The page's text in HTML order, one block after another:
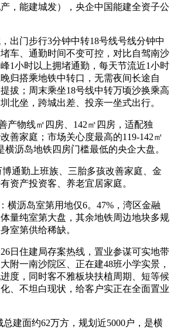
，能建城发），央企中国能建全资子公
门步行3分钟中转18号线号线分钟中
车、通勤时间不变可控，对比自驾南沙
1小时以上拥堵通勤，每天节流近1小时
归搭乘地铁中转口，无需夜间长途自
拔；周末乘坐18号线中转万顷沙换乘高
北坐，跨城出差、投亲一坐式出行。
物线㎡四房、142㎡四房，适配独
善家庭；市场关心度最高的119-142㎡
横沥岛地铁四房门槛最低的央企大盘。
勤上班族、三胎多孩改善家庭、金
资产投资客、养老宜居家庭。
沥岛室第用地仅6。47%，湾区金融
量纯室第大盘，其余地铁周边地块多规
室第供给稀缺。
日住建局存案热线，置业参谋可实地带
附一南沙院区、正在建48班小学实景，
度，同时客不雅板块扶植周期、短等候
、不坦白现状，给客户实正在全面置业
建面约62万方，规划近5000户，是横